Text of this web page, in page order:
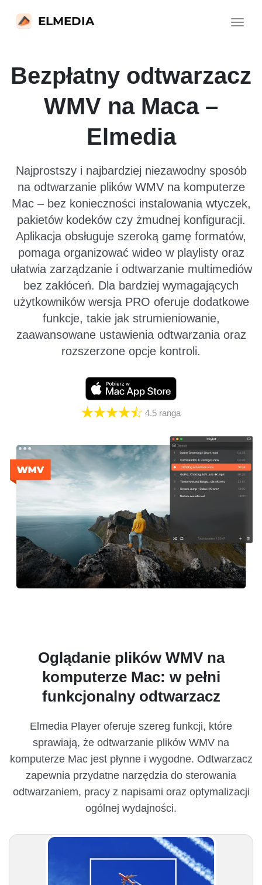
Toggle
ELMEDIA
Bezpłatny odtwarzacz
WMV na Maca –
Elmedia
Najprostszy i najbardziej niezawodny sposób
na odtwarzanie plików WMV na komputerze
Mac – bez konieczności instalowania wtyczek,
pakietów kodeków czy żmudnej konfiguracji.
Aplikacja obsługuje szeroką gamę formatów,
pomaga organizować wideo w playlisty oraz
ułatwia zarządzanie i odtwarzanie multimediów
bez zakłóceń. Dla bardziej wymagających
użytkowników wersja PRO oferuje dodatkowe
funkcje, takie jak strumieniowanie,
zaawansowane ustawienia odtwarzania oraz
rozszerzone opcje kontroli.
4.5 ranga
Oglądanie plików WMV na
komputerze Mac: w pełni
funkcjonalny odtwarzacz
Elmedia Player oferuje szereg funkcji, które
sprawiają, że odtwarzanie plików WMV na
komputerze Mac jest płynne i wygodne. Odtwarzacz
zapewnia przydatne narzędzia do sterowania
odtwarzaniem, pracy z napisami oraz optymalizacji
ogólnej wydajności.